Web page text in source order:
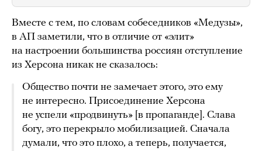
Вместе с тем, по словам собеседников «Медузы»,
в АП заметили, что в отличие от «элит»
на настроении большинства россиян отступление
из Херсона никак не сказалось:
Общество почти не замечает этого, это ему
не интересно. Присоединение Херсона
не успели «продвинуть» [в пропаганде]. Слава
богу, это перекрыло мобилизацией. Сначала
думали, что это плохо, а теперь, получается,